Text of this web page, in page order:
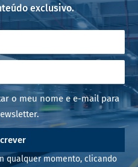
exclusivo.
o meu nome e e-mail para
qualquer momento, clicando